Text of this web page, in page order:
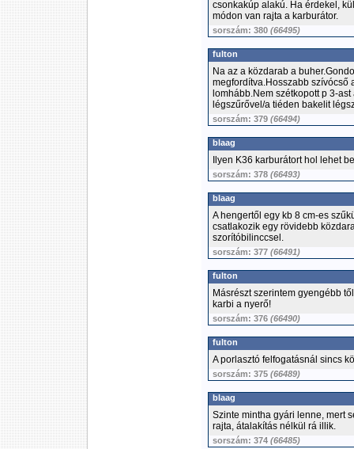
csonkakúp alakú. Ha érdekel,
módon van rajta a karburátor.
sorszám: 380 (66495)
fulton
Na az a közdarab a
megfordítva.Hosszabb
lomhább.Nem szétkopott p 3-
légszűrővel/a tiéden bakelit
sorszám: 379 (66494)
blaag
Ilyen K36 karburátort hol lehet
sorszám: 378 (66493)
blaag
A hengertől egy kb 8 cm-es
csatlakozik egy rövidebb
szorítóbilinccsel.
sorszám: 377 (66491)
fulton
Másrészt szerintem gyengébb
karbi a nyerő!
sorszám: 376 (66490)
fulton
A porlasztó felfogatásnál sincs
sorszám: 375 (66489)
blaag
Szinte mintha gyári lenne, mert
rajta, átalakítás nélkül rá illik.
sorszám: 374 (66485)